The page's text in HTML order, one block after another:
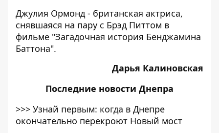
Джулия Ормонд - британская актриса,
снявшаяся на пару с Брэд Питтом в
фильме "Загадочная история Бенджамина
Баттона".
Дарья Калиновская
Последние новости Днепра
>>> Узнай первым: когда в Днепре
окончательно перекроют Новый мост